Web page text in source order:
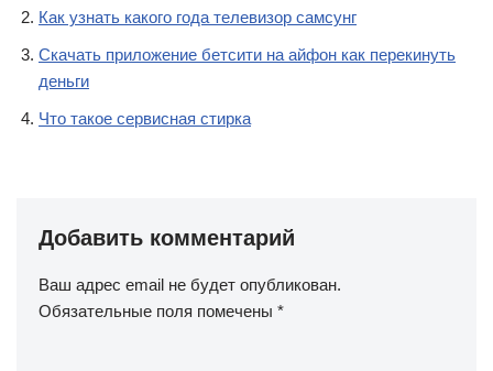
Как узнать какого года телевизор самсунг
Скачать приложение бетсити на айфон как перекинуть
деньги
Что такое сервисная стирка
Добавить комментарий
Ваш адрес email не будет опубликован.
Обязательные поля помечены *